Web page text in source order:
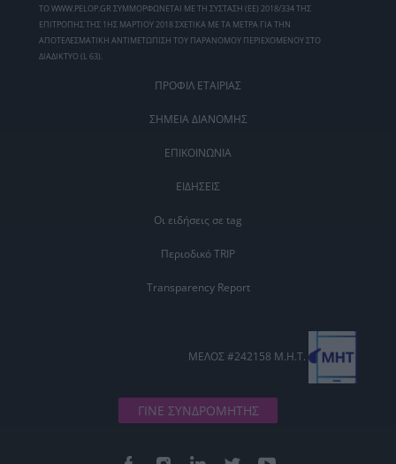
ΤΟ WWW.PELOP.GR ΣΥΜΜΟΡΦΩΝΕΤΑΙ ΜΕ ΤΗ ΣΥΣΤΑΣΗ (ΕΕ) 2018/334 ΤΗΣ
ΕΠΙΤΡΟΠΗΣ ΤΗΣ 1ΗΣ ΜΑΡΤΙΟΥ 2018 ΣΧΕΤΙΚΑ ΜΕ ΤΑ ΜΕΤΡΑ ΓΙΑ ΤΗΝ
ΑΠΟΤΕΛΕΣΜΑΤΙΚΗ ΑΝΤΙΜΕΤΩΠΙΣΗ ΤΟΥ ΠΑΡΑΝΟΜΟΥ ΠΕΡΙΕΧΟΜΕΝΟΥ ΣΤΟ
ΔΙΑΔΙΚΤΥΟ (L 63).
ΠΡΟΦΙΛ ΕΤΑΙΡΙΑΣ
ΣΗΜΕΙΑ ΔΙΑΝΟΜΗΣ
ΕΠΙΚΟΙΝΩΝΙΑ
ΕΙΔΗΣΕΙΣ
Οι ειδήσεις σε tag
Περιοδικό TRIP
Transparency Report
ΓΙΝΕ ΣΥΝΔΡΟΜΗΤΗΣ
ΜΕΛΟΣ #242158 Μ.Η.Τ.